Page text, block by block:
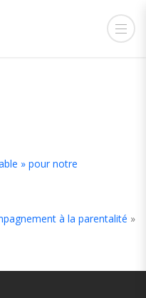
» pour notre
à la parentalité »